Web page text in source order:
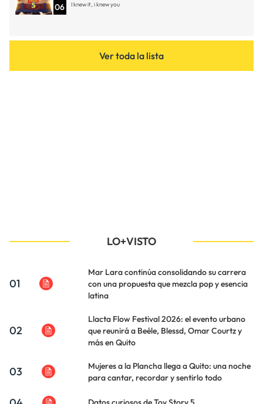
06 I knew it, i knew you
Ver toda la lista
LO+VISTO
01
Mar Lara continúa consolidando su carrera
con una propuesta que mezcla pop y esencia
latina
02
Llacta Flow Festival 2026: el evento urbano
que reunirá a Beéle, Blessd, Omar Courtz y
más en Quito
03
Mujeres a la Plancha llega a Quito: una noche
para cantar, recordar y sentirlo todo